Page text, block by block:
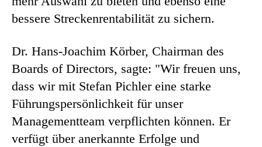
bessere Streckenrentabilität zu sichern.
Dr. Hans-Joachim Körber, Chairman des
Boards of Directors, sagte: "Wir freuen uns,
dass wir mit Stefan Pichler eine starke
Führungspersönlichkeit für unser
Managementteam verpflichten können. Er
verfügt über anerkannte Erfolge und